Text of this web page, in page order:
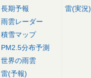
長期予報
雨雲レーダー
積雪マップ
PM2.5分布予測
世界の雨雲
雷(予報)
雷(実況)